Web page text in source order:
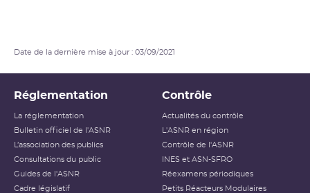
Date de la dernière mise à jour : 03/09/2021
Réglementation
La réglementation
Bulletin officiel de l'ASNR
L’association des publics
Consultations du public
Guides de l'ASNR
Cadre législatif
Contrôle
Actualités du contrôle
L'ASNR en région
Contrôle de l'ASNR
INES et ASN-SFRO
Réexamens périodiques
Petits Réacteurs Modulaires